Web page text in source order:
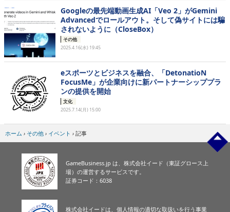
Googleの最先端動画生成AI「Veo 2」がGemini
Advancedでロールアウト。そして偽サイトには騙
されないように（CloseBox）
その他
2025.4.16(水) 19:45
eスポーツとビジネスを融合、「DetonatioN
FocusMe」が企業向けに新パートナーシッププラ
ンの提供を開始
文化
2025.7.14(月) 15:00
ホーム › その他 › イベント › 記事
GameBusiness.jp は、株式会社イード（東証グロース上
場）の運営するサービスです。
証券コード：6038
株式会社イードは、個人情報の適切な取扱いを行う事業